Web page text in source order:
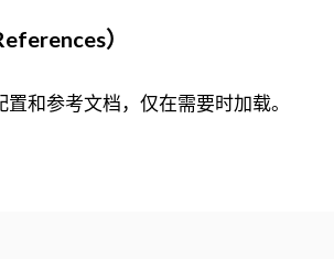
）
和参考文档，仅在需要时加载。